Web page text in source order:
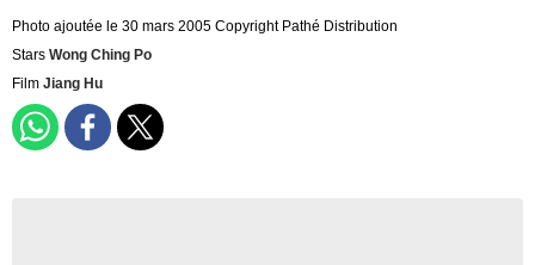
Photo ajoutée le 30 mars 2005 Copyright Pathé Distribution
Stars Wong Ching Po
Film Jiang Hu